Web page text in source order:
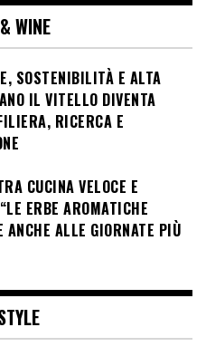
WINE
SOSTENIBILITÀ E ALTA
IL VITELLO DIVENTA
RICERCA E
CUCINA VELOCE E
ERBE AROMATICHE
ANCHE ALLE GIORNATE PIÙ